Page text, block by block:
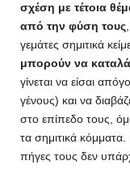
σχέση με τέτοια
από την φύση τους
γεμάτες σημιτικά
μπορούν να
γίνεται να είσαι
γένους) και να
στο επίπεδο τους,
τα σημιτικά
πήγες τους δεν